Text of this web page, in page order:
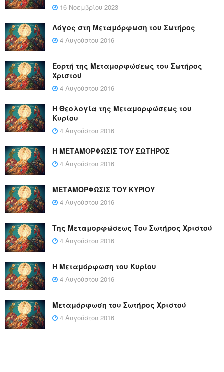
16 Νοεμβρίου 2023
Λόγος στη Μεταμόρφωση του Σωτήρος
4 Αυγούστου 2016
Εορτή της Μεταμορφώσεως του Σωτήρος
Χριστού
4 Αυγούστου 2016
Η Θεολογία της Μεταμορφώσεως του
Κυρίου
4 Αυγούστου 2016
Η ΜΕΤΑΜΟΡΦΩΣΙΣ ΤΟΥ ΣΩΤΗΡΟΣ
4 Αυγούστου 2016
ΜΕΤΑΜΟΡΦΩΣΙΣ ΤΟΥ ΚΥΡΙΟΥ
4 Αυγούστου 2016
Της Μεταμορφώσεως Του Σωτήρος Χριστού
4 Αυγούστου 2016
Η Μεταμόρφωση του Κυρίου
4 Αυγούστου 2016
Μεταμόρφωση του Σωτήρος Χριστού
4 Αυγούστου 2016